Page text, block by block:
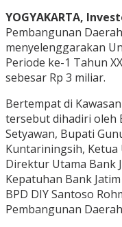
YOGYAKARTA,
Pembangunan
menyelenggarakan
Periode ke-1 Tahun
sebesar Rp 3 miliar.
Bertempat di
tersebut dihadiri oleh
Setyawan, Bupati
Kuntariningsih, Ketua
Direktur Utama Bank
Kepatuhan Bank
BPD DIY Santoso
Pembangunan